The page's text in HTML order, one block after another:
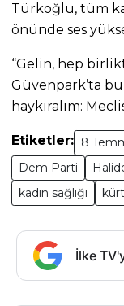
Türkoğlu, tüm
önünde ses
“Gelin, hep
Güvenpark’ta
haykıralım:
Etiketler: 8
Dem Parti
kadın sağlığı
İlke